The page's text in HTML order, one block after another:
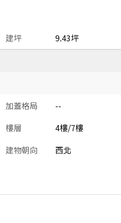
建坪 9.43坪
加蓋格局 --
樓層 4樓/7樓
建物朝向 西北